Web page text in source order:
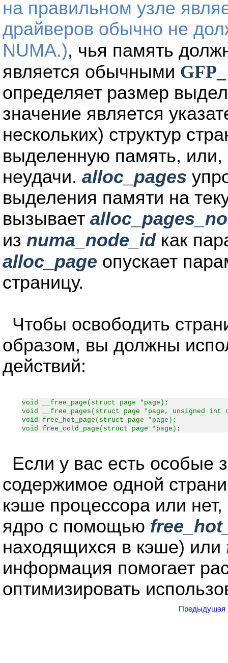
на правильном узле
драйверов обычно не
NUMA.), чья память
является обычными GFP_
определяет размер
значение является
нескольких) структур
выделенную память,
неудачи. alloc_pages
выделения памяти на
вызывает
из numa_node_idкак
alloc_page опускает
страницу.
Чтобы освободить
образом, вы должны
действий:
void __free_page(struct page *page);
void __free_pages(struct page *page, unsigned int
void free_hot_page(struct page *page);
void free_cold_page(struct page *page);
Если у вас есть особые
содержимое одной
кэше процессора или
ядро с помощью
находящихся в кэше) или
информация помогает
оптимизировать
Предыдущая